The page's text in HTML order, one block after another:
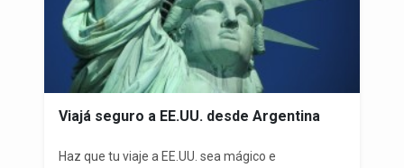
Viajá seguro a EE.UU. desde Argentina
Haz que tu viaje a EE.UU. sea mágico e